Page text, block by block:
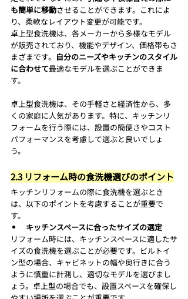
も簡単に移動させることができます。これによ
り、柔軟なレイアウト変更が可能です。
卓上型食洗機は、各メーカーから多様なモデル
が販売されており、機能やデザイン、価格帯もさ
まざまです。 自分のニーズやキッチンのスタイル
に合わせて最適なモデルを選ぶことができま
す。
卓上型食洗機は、その手軽さと経済性から、多
くの家庭に人気があります。特に、キッチンリ
フォームを行う際には、設置の簡便さやコスト
パフォーマンスを考慮して選ぶと良いでしょ
う。
2.3 リフォーム時の食洗機選びのポイント
キッチンリフォームの際に食洗機を選ぶとき
は、以下のポイントを考慮することが重要で
す。
キッチンスペースに合ったサイズの選定
リフォーム時には、キッチンスペースに適したサ
イズの食洗機を選ぶことが必要です。ビルトイ
ン型の場合、キャビネットの幅や奥行きに合う
ように慎重に計測し、適切なモデルを選びまし
ょう。卓上型の場合でも、設置スペースを確保し